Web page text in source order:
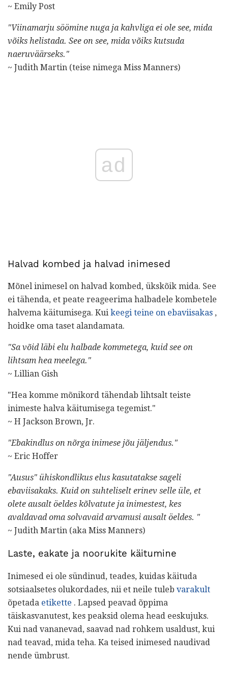
~ Emily Post
"Viinamarju söömine nuga ja kahvliga ei ole see, mida
võiks helistada. See on see, mida võiks kutsuda
naeruväärseks."
~ Judith Martin (teise nimega Miss Manners)
ad
Halvad kombed ja halvad inimesed
Mõnel inimesel on halvad kombed, ükskõik mida. See
ei tähenda, et peate reageerima halbadele kombetele
halvema käitumisega. Kui keegi teine ​​on ebaviisakas ,
hoidke oma taset alandamata.
"Sa võid läbi elu halbade kommetega, kuid see on
lihtsam hea meelega."
~ Lillian Gish
"Hea komme mõnikord tähendab lihtsalt teiste
inimeste halva käitumisega tegemist."
~ H Jackson Brown, Jr.
"Ebakindlus on nõrga inimese jõu jäljendus."
~ Eric Hoffer
"Ausus" ühiskondlikus elus kasutatakse sageli
ebaviisakaks. Kuid on suhteliselt erinev selle üle, et
olete ausalt öeldes kõlvatute ja inimestest, kes
avaldavad oma solvavaid arvamusi ausalt öeldes. "
~ Judith Martin (aka Miss Manners)
Laste, eakate ja noorukite käitumine
Inimesed ei ole sündinud, teades, kuidas käituda
sotsiaalsetes olukordades, nii et neile tuleb varakult
õpetada etikette . Lapsed peavad õppima
täiskasvanutest, kes peaksid olema head eeskujuks.
Kui nad vananevad, saavad nad rohkem usaldust, kui
nad teavad, mida teha. Ka teised inimesed naudivad
nende ümbrust.